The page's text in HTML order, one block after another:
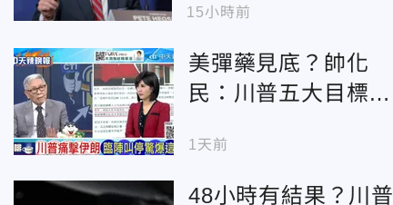
事
15小時前
美彈藥見底？帥化
民：川普五大目標全
1天前
48小時有結果？川普